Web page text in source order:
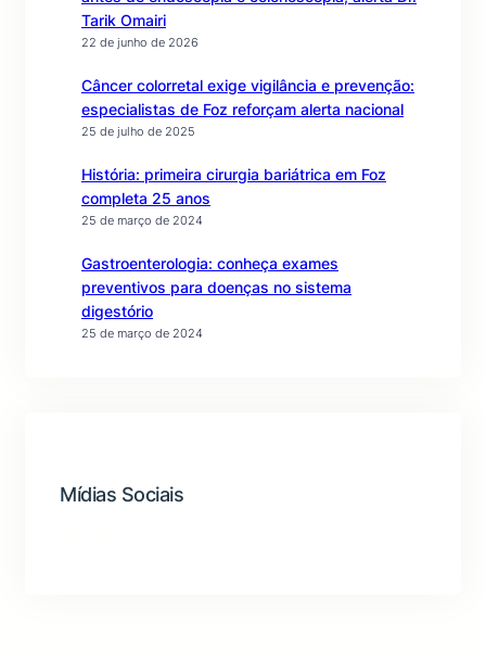
Tarik Omairi
22 de junho de 2026
Câncer colorretal exige vigilância e prevenção:
especialistas de Foz reforçam alerta nacional
25 de julho de 2025
História: primeira cirurgia bariátrica em Foz
completa 25 anos
25 de março de 2024
Gastroenterologia: conheça exames
preventivos para doenças no sistema
digestório
25 de março de 2024
Mídias Sociais